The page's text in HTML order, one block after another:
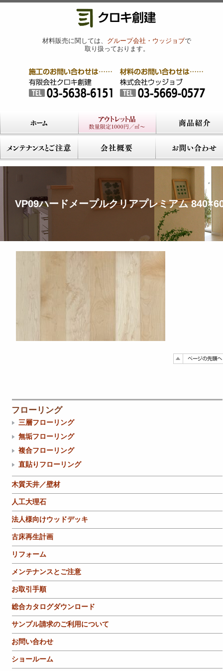
材料販売に関しては、 グループ会社・ウッジョブで
取り扱っております。
VP09ハードメープルクリアプレミアム
フローリング
三層フローリング
無垢フローリング
複合フローリング
直貼りフローリング
木質天井／壁材
人工大理石
法人様向けウッドデッキ
古床再生計画
リフォーム
メンテナンスとご注意
お取引手順
総合カタログダウンロード
サンプル請求のご利用について
お問い合わせ
ショールーム